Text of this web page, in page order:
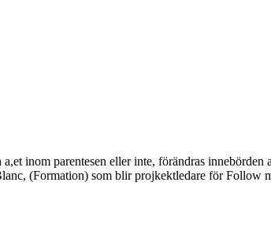
inom parentesen eller inte, förändras
(Formation) som blir projkektledare för Follow